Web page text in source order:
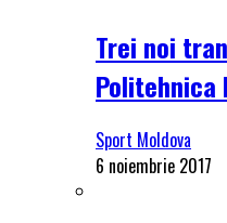
Trei noi
Politehnica
Sport Moldova
6 noiembrie 2017